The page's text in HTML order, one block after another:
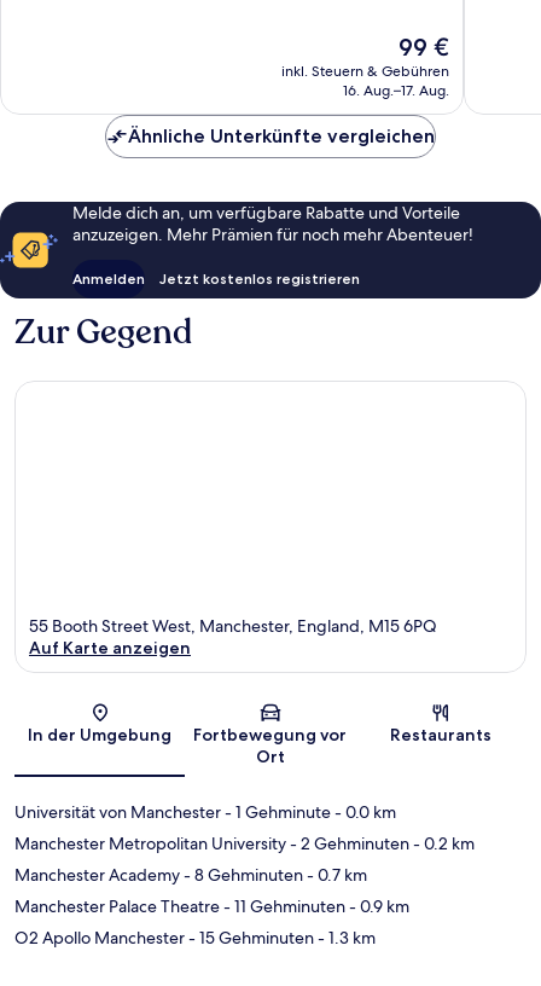
Der
Preis
beträgt
99 €
inkl. Steuern & Gebühren
16. Aug.–17. Aug.
Ähnliche Unterkünfte vergleichen
Melde dich an, um verfügbare Rabatte und Vorteile
anzuzeigen. Mehr Prämien für noch mehr Abenteuer!
Anmelden Jetzt kostenlos registrieren
Zur Gegend
Karte
55 Booth Street West, Manchester, England, M15 6PQ
Auf Karte anzeigen
In der Umgebung
Fortbewegung vor
Ort
Restaurants
Universität von Manchester- 1 Gehminute- 0.0 km
Manchester Metropolitan University- 2 Gehminuten- 0.2 km
Manchester Academy- 8 Gehminuten- 0.7 km
Manchester Palace Theatre- 11 Gehminuten- 0.9 km
O2 Apollo Manchester- 15 Gehminuten- 1.3 km